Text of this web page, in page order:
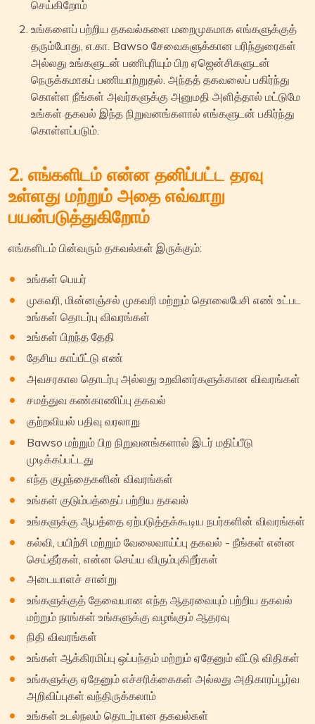
செய்கிறோம்
உங்களைப் பற்றிய தகவல்களை மறைமுகமாக எங்களுக்குத்
தரும்போது, எ.கா. Bawso சேவைகளுக்கான பரிந்துரைகள்
அல்லது உங்களுடன் பணிபுரியும் பிற ஏஜென்சிகளுடன்
நெருக்கமாகப் பணியாற்றுதல். அந்தத் தகவலைப் பகிர்ந்து
கொள்ள நீங்கள் அவர்களுக்கு அனுமதி அளித்தால் மட்டுமே
உங்கள் தகவல் இந்த நிறுவனங்களால் எங்களுடன் பகிர்ந்து
கொள்ளப்படும்.
2. எங்களிடம் என்ன தனிப்பட்ட தரவு
உள்ளது மற்றும் அதை எவ்வாறு
பயன்படுத்துகிறோம்
எங்களிடம் பின்வரும் தகவல்கள் இருக்கும்:
உங்கள் பெயர்
முகவரி, மின்னஞ்சல் முகவரி மற்றும் தொலைபேசி எண் உட்பட
உங்கள் தொடர்பு விவரங்கள்
உங்கள் பிறந்த தேதி
தேசிய காப்பீட்டு எண்
அவசரகால தொடர்பு அல்லது உறவினர்களுக்கான விவரங்கள்
சமத்துவ கண்காணிப்பு தகவல்
குற்றவியல் பதிவு வரலாறு
Bawso மற்றும் பிற நிறுவனங்களால் இடர் மதிப்பீடு
முடிக்கப்பட்டது
எந்த குழந்தைகளின் விவரங்கள்
உங்கள் குடும்பத்தைப் பற்றிய தகவல்
உங்களுக்கு ஆபத்தை ஏற்படுத்தக்கூடிய நபர்களின் விவரங்கள்
கல்வி, பயிற்சி மற்றும் வேலைவாய்ப்பு தகவல் - நீங்கள் என்ன
செய்தீர்கள், என்ன செய்ய விரும்புகிறீர்கள்
அடையாளச் சான்று
உங்களுக்குத் தேவையான எந்த ஆதரவையும் பற்றிய தகவல்
மற்றும் நாங்கள் உங்களுக்கு வழங்கும் ஆதரவு
நிதி விவரங்கள்
உங்கள் ஆக்கிரமிப்பு ஒப்பந்தம் மற்றும் ஏதேனும் வீட்டு விதிகள்
உங்களுக்கு ஏதேனும் எச்சரிக்கைகள் அல்லது அதிகாரப்பூர்வ
அறிவிப்புகள் வந்திருக்கலாம்
உங்கள் உடல்நலம் தொடர்பான தகவல்கள்